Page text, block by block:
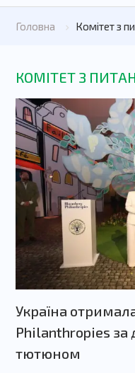
Головна Комітет з
КОМІТЕТ З
Україна
Philanthropies за
тютюном